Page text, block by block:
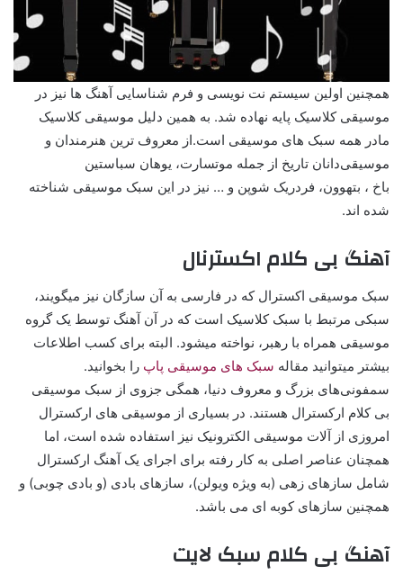
همچنین اولین سیستم نت نویسی و فرم شناسایی آهنگ ها نیز در
موسیقی کلاسیک پایه نهاده شد. به همین دلیل موسیقی کلاسیک
مادر همه سبک های موسیقی است.از معروف ترین هنرمندان و
موسیقی‌دانان تاریخ از جمله موتسارت، یوهان سباستین
باخ ، بتهوون، فردریک شوپن و … نیز در این سبک موسیقی شناخته
شده اند.
آهنگ بی کلام اکسترنال
سبک موسیقی اکسترال که در فارسی به آن سازگان نیز میگویند،
سبکی مرتبط با سبک کلاسیک است که در آن آهنگ توسط یک گروه
موسیقی همراه با رهبر، نواخته میشود. البته برای کسب اطلاعات
بیشتر میتوانید مقاله سبک های موسیقی پاپ را بخوانید.
سمفونی‌های بزرگ و معروف دنیا، همگی جزوی از سبک موسیقی
بی کلام ارکسترال هستند. در بسیاری از موسیقی های ارکسترال
امروزی از آلات موسیقی الکترونیک نیز استفاده شده است، اما
همچنان عناصر اصلی به کار رفته برای اجرای یک آهنگ ارکسترال
شامل سازهای زهی (به ویژه ویولن)، سازهای بادی (و بادی چوبی) و
همچنین سازهای کوبه ای می باشد.
آهنگ بی کلام سبک لایت